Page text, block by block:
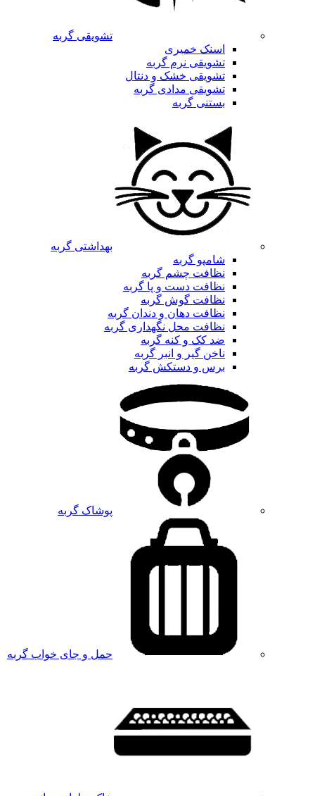
تشویقی گربه
اسنک خمیری
تشویقی نرم گربه
تشویقی خشک و دنتال
تشویقی مدادی گربه
بستنی گربه
بهداشتی گربه
شامپو گربه
نظافت چشم گربه
نظافت دست و پا گربه
نظافت گوش گربه
نظافت دهان و دندان گربه
نظافت محل نگهداری گربه
ضد کک و کنه گربه
ناخن گیر و انبر گربه
برس و دستکش گربه
پوشاک گربه
حمل و جای خواب گربه